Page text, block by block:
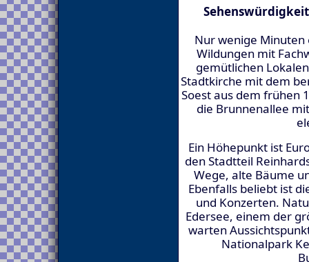
Nur wenige
Wildungen mit
gemütlichen
Stadtkirche mit dem
Soest aus dem frühen
die Brunnenallee
Ein Höhepunkt ist
den Stadtteil
Wege, alte Bäume
Ebenfalls beliebt ist
und Konzerten.
Edersee, einem der
warten
Nationalpark